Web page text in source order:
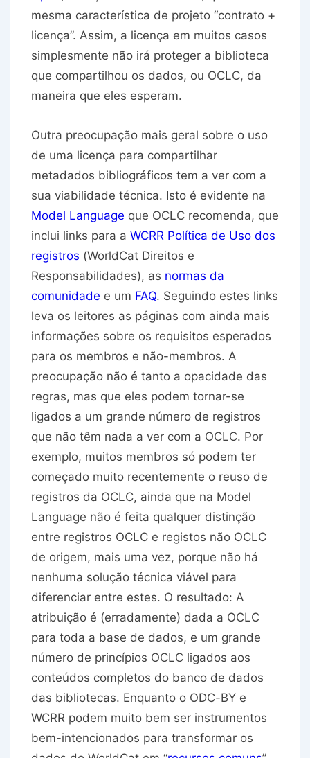
mesma característica de projeto “contrato +
licença”. Assim, a licença em muitos casos
simplesmente não irá proteger a biblioteca
que compartilhou os dados, ou OCLC, da
maneira que eles esperam.
Outra preocupação mais geral sobre o uso
de uma licença para compartilhar
metadados bibliográficos tem a ver com a
sua viabilidade técnica. Isto é evidente na
Model Language que OCLC recomenda, que
inclui links para a WCRR Política de Uso dos
registros (WorldCat Direitos e
Responsabilidades), as normas da
comunidade e um FAQ. Seguindo estes links
leva os leitores as páginas com ainda mais
informações sobre os requisitos esperados
para os membros e não-membros. A
preocupação não é tanto a opacidade das
regras, mas que eles podem tornar-se
ligados a um grande número de registros
que não têm nada a ver com a OCLC. Por
exemplo, muitos membros só podem ter
começado muito recentemente o reuso de
registros da OCLC, ainda que na Model
Language não é feita qualquer distinção
entre registros OCLC e registos não OCLC
de origem, mais uma vez, porque não há
nenhuma solução técnica viável para
diferenciar entre estes. O resultado: A
atribuição é (erradamente) dada a OCLC
para toda a base de dados, e um grande
número de princípios OCLC ligados aos
conteúdos completos do banco de dados
das bibliotecas. Enquanto o ODC-BY e
WCRR podem muito bem ser instrumentos
bem-intencionados para transformar os